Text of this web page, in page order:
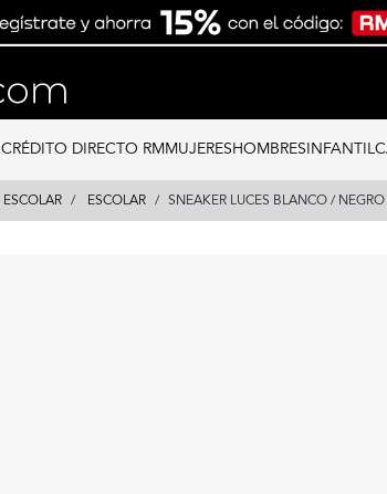
CRÉDITO DIRECTO RMMUJERESHOMBRESINFANTIL
ESCOLAR ESCOLAR SNEAKER LUCES BLANCO /